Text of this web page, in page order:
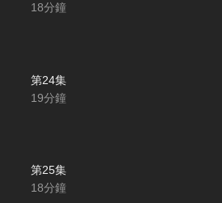
18分鐘
第24集
19分鐘
第25集
18分鐘